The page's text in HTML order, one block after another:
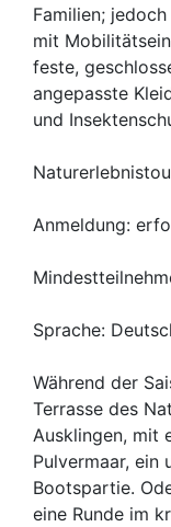
Familien;
mit
feste,
angepasste
und
Anmeldung:
Sprache:
Während der
Terrasse des
Ausklingen, mit
Pulvermaar, ein
Bootspartie.
eine Runde im